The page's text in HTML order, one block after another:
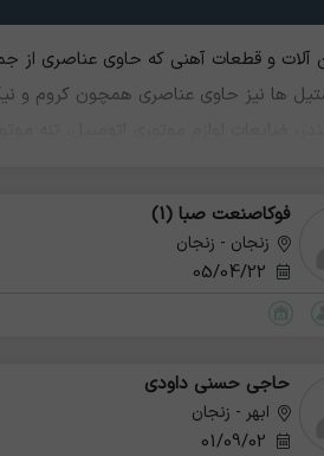
آلات و قطعات آهنی که حاوی عناصری از
ها نیز حاوی عناصری همچون کروم و
فوکاصنعت صبا (1)
زنجان - زنجان
حاجی حسنی داودی
ابهر - زنجان